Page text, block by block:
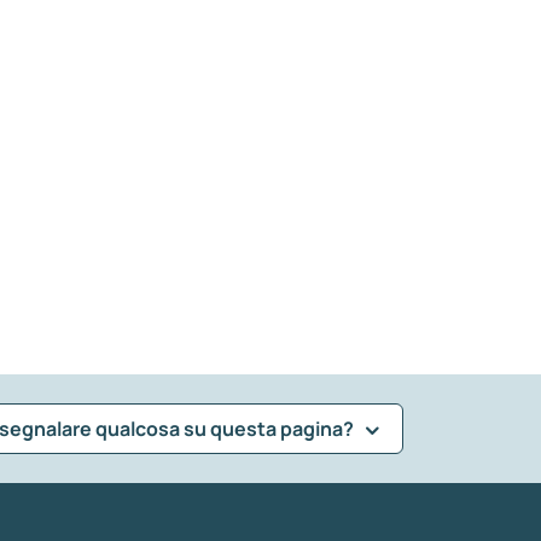
qualcosa su questa pagina?